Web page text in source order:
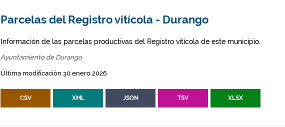
Parcelas del Registro vitícola - Durango
Información de las parcelas productivas del Registro vitícola de este municipio.
Ayuntamiento de Durango
Última modificación 30 enero 2026
CSV XML JSON TSV XLSX